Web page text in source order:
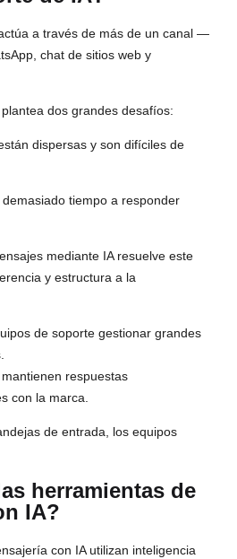
a través de más de un canal —
chat de sitios web y
dos grandes desafíos:
dispersas y son difíciles de
tiempo a responder
mediante IA resuelve este
y estructura a la
de soporte gestionar grandes
respuestas
con la marca.
de entrada, los equipos
herramientas de
IA?
con IA utilizan inteligencia